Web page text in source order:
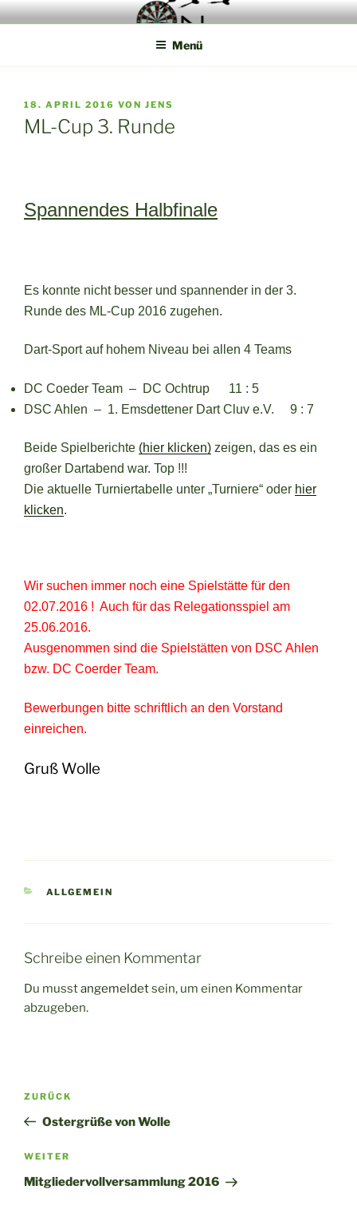
Zum
Inhalt
Die Webseite der Münsterland Steel Dart Liga
Menü
VERÖFFENTLICHT
AM
18. APRIL 2016 VON JENS
ML-Cup 3. Runde
Spannendes Halbfinale
Es konnte nicht besser und spannender in der 3.
Runde des ML-Cup 2016 zugehen.
Dart-Sport auf hohem Niveau bei allen 4 Teams
DC Coeder Team – DC Ochtrup 11 : 5
DSC Ahlen – 1. Emsdettener Dart Cluv e.V. 9 : 7
Beide Spielberichte (hier klicken) zeigen, das es ein
großer Dartabend war. Top !!!
Die aktuelle Turniertabelle unter „Turniere“ oder hier
klicken.
Wir suchen immer noch eine Spielstätte für den
02.07.2016 ! Auch für das Relegationsspiel am
25.06.2016.
Ausgenommen sind die Spielstätten von DSC Ahlen
bzw. DC Coerder Team.
Bewerbungen bitte schriftlich an den Vorstand
einreichen.
Gruß Wolle
KATEGORIEN
ALLGEMEIN
Schreibe einen Kommentar
Du musstangemeldetsein, um einen Kommentar
abzugeben.
Beitragsnavigation
Vorheriger
Beitrag
ZURÜCK
Ostergrüße von Wolle
Nächster
Beitrag
WEITER
Mitgliedervollversammlung 2016